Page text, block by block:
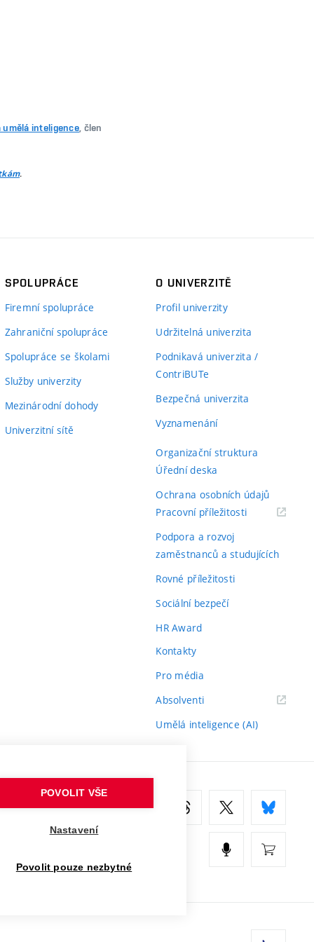
inteligence , člen
.
SPOLUPRÁCE
Firemní spolupráce
Zahraniční spolupráce
Spolupráce se školami
Služby univerzity
Mezinárodní dohody
Univerzitní sítě
O UNIVERZITĚ
Profil univerzity
Udržitelná univerzita
Podnikavá univerzita /
ContriBUTe
Bezpečná univerzita
Vyznamenání
Organizační struktura
Úřední deska
Ochrana osobních údajů
Pracovní příležitosti(externí
Podpora a rozvoj
zaměstnanců a studujících
Rovné příležitosti
Sociální bezpečí
HR Award
Kontakty
Pro média
Absolventi(externí
Umělá inteligence (AI)
POVOLIT VŠE
Nastavení
Povolit pouze nezbytné